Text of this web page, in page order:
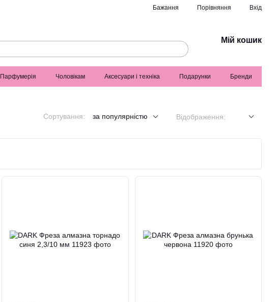
Бажання Порівняння Вхід
Мій кошик
Парфумерія Чоловікам Аксесуари і техніка Подарунки Бренди
Сортування: за популярністю Відображення: